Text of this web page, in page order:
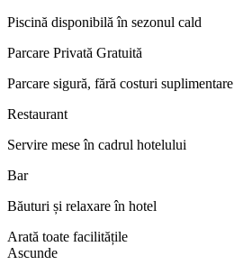
Piscină disponibilă în sezonul cald
Parcare Privată Gratuită
Parcare sigură, fără costuri suplimentare
Restaurant
Servire mese în cadrul hotelului
Bar
Băuturi și relaxare în hotel
Arată toate facilitățile
Ascunde